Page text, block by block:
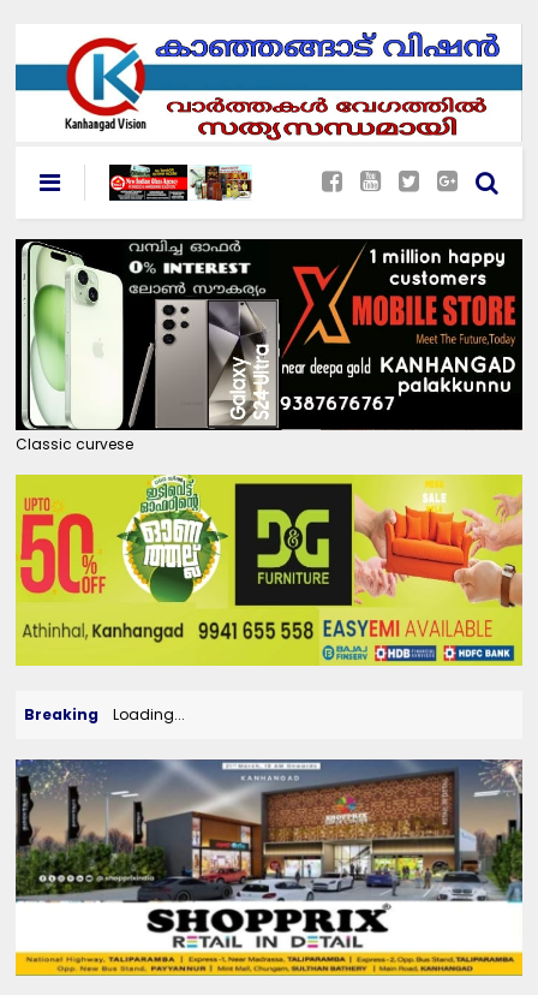
Classic curvese
Breaking Loading...